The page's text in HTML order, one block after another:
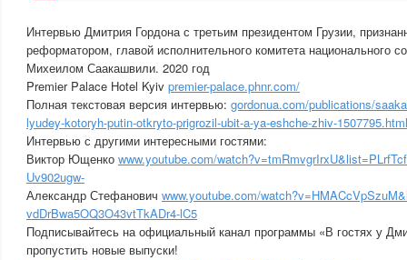
Интервью Дмитрия Гордона с третьим президентом Грузии,
реформатором, главой исполнительного комитета национального
Михеилом Саакашвили. 2020 год
Premier Palace Hotel Kyiv premier-palace.phnr.com/
Полная текстовая версия интервью: gordonua.com/publications/
lyudey-kotoryh-putin-otkryto-prigrozil-ubit-a-ya-eshche-zhiv-1507795.html
Интервью с другими интересными гостями:
Виктор Ющенко www.youtube.com/
Uv902ugw-
Александр Стефанович www.youtube.com/
vdDrBwa5OQ3O43vtTkADr4-lC5
Подписывайтесь на официальный канал программы «В гостях у
пропустить новые выпуски!